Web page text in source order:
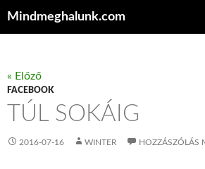
Mindmeghalunk.com
« Előző
FACEBOOK
TÚL SOKÁIG
2016-07-16 WINTER HOZZÁSZÓLÁS